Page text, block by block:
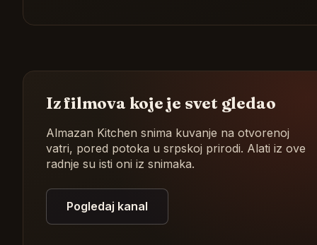
Iz filmova koje je svet gledao
Almazan Kitchen snima kuvanje na otvorenoj
vatri, pored potoka u srpskoj prirodi. Alati iz ove
radnje su isti oni iz snimaka.
Pogledaj kanal